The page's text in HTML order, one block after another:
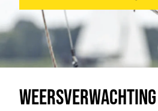
WEERSVERWACHTING